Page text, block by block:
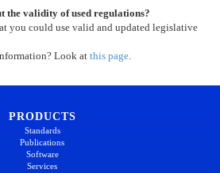
the validity of used regulations?
you could use valid and updated legislative
Look at this page.
PRODUCTS
Standards
Publications
Software
Services